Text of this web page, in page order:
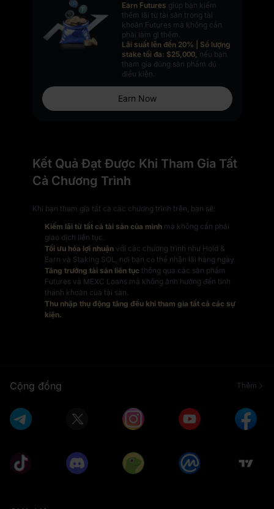
Earn Futures giúp bạn kiếm
thêm lãi từ tài sản trong tài
khoản Futures mà không cần
phải làm gì thêm.
Lãi suất lên đến 20% | Số lượng
stake tối đa: $25,000, nếu bạn
tham gia đúng sản phẩm đủ
điều kiện.
Earn Now
Kết Quả Đạt Được Khi Tham Gia Tất
Cả Chương Trình
Khi bạn tham gia tất cả các chương trình trên, bạn sẽ:
Kiếm lãi từ tất cả tài sản của mìnhmà không cần phải
giao dịch liên tục.
Tối ưu hóa lợi nhuậnvới các chương trình như Hold &
Earn và Staking SOL, nơi bạn có thể nhận lãi hàng ngày.
Tăng trưởng tài sản liên tục thông qua các sản phẩm
Futures và MEXC Loans mà không ảnh hưởng đến tính
thanh khoản của tài sản.
Thu nhập thụ động tăng đều khi tham gia tất cả các sự
kiện.
Cộng đồng Thêm